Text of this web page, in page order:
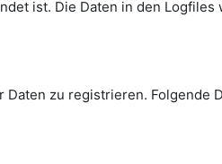
ist. Die Daten in den
zu registrieren. Folgende